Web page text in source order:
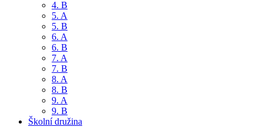
4. B
5. A
5. B
6. A
6. B
7. A
7. B
8. A
8. B
9. A
9. B
Školní družina